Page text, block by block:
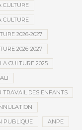
CULTURE
CULTURE
2026-2027
2026-2027
CULTURE 2025
TRAVAIL DES ENFANTS
PUBLIQUE ANPE